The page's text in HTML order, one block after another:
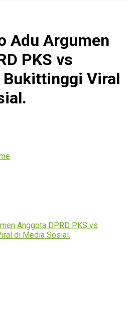
Adu Argumen
PKS vs
Bukittinggi Viral